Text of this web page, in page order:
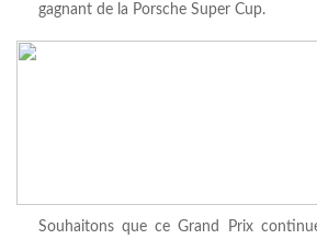
gagnant de la Porsche Super Cup.
Souhaitons que ce Grand Prix